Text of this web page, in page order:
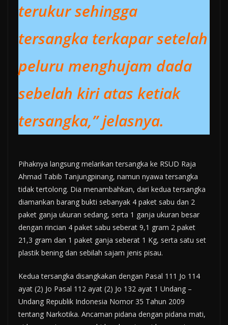
terukur sehingga
tersangka terkapar setelah
peluru menghujam dada
sebelah kiri atas ketiak
tersangka,” jelasnya.
Pihaknya langsung melarikan tersangka ke RSUD Raja
Ahmad Tabib Tanjungpinang, namun nyawa tersangka
tidak tertolong. Dia menambahkan, dari kedua tersangka
diamankan barang bukti sebanyak 4 paket sabu dan 2
paket ganja ukuran sedang, serta 1 ganja ukuran besar
dengan rincian 4 paket sabu seberat 9,1 gram 2 paket
21,3 gram dan 1 paket ganja seberat 1 Kg, serta satu set
plastik bening dan sebilah sajam jenis pisau.
Kedua tersangka disangkakan dengan Pasal 111 Jo 114
ayat (2) Jo Pasal 112 ayat (2) Jo 132 ayat 1 Undang –
Undang Republik Indonesia Nomor 35 Tahun 2009
tentang Narkotika. Ancaman pidana dengan pidana mati,